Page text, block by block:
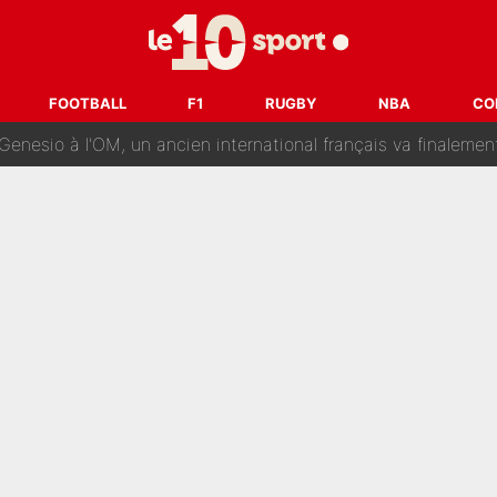
FOOTBALL F1 RUGBY NBA
: Nouveau sélectionneur des Bleus, Zinédine Zidane s’était imaginé
chroniqueur de L’EQUIPE du Soir : «Pendant un moment, je ne
à l'OM, un ancien international français va